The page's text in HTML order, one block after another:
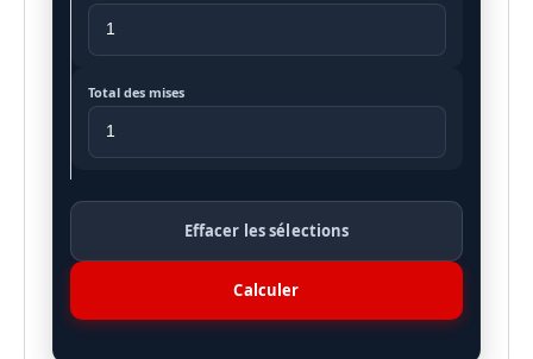
Total des mises
Effacer les sélections
Calculer